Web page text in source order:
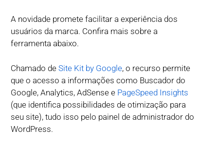
A novidade promete facilitar a experiência dos
usuários da marca. Confira mais sobre a
ferramenta abaixo.
Chamado deSite Kit by Google, o recurso permite
que o acesso a informações como Buscador do
Google, Analytics, AdSense e PageSpeed Insights
(que identifica possibilidades de otimização para
seu site), tudo isso pelo painel de administrador do
WordPress.